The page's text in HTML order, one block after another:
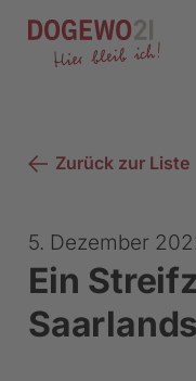
Zurück zur Liste
5. Dezember
Ein